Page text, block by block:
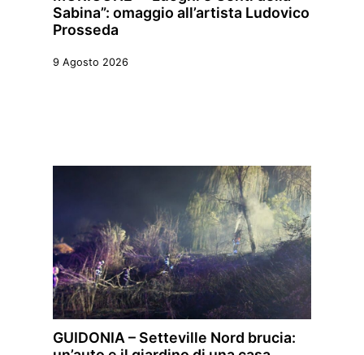
Sabina”: omaggio all’artista Ludovico
Prosseda
9 Agosto 2026
GUIDONIA – Setteville Nord brucia: